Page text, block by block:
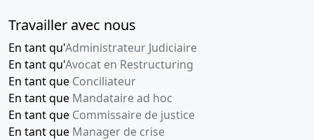
Travailler avec nous
En tant qu'Administrateur Judiciaire
En tant qu'Avocat en Restructuring
En tant que Conciliateur
En tant que Mandataire ad hoc
En tant que Commissaire de justice
En tant que Manager de crise